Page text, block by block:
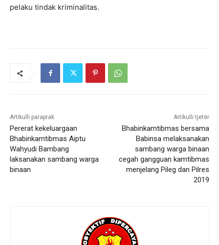
pelaku tindak kriminalitas.
Artikulli paraprak
Pererat kekeluargaan
Bhabinkamtibmas Aiptu
Wahyudi Bambang
laksanakan sambang warga
binaan
Artikulli tjetër
Bhabinkamtibmas bersama
Babinsa melaksanakan
sambang warga binaan
cegah gangguan kamtibmas
menjelang Pileg dan Pilres
2019